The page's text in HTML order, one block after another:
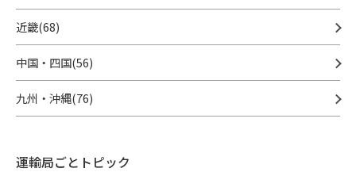
近畿(68)
中国・四国(56)
九州・沖縄(76)
運輸局ごとトピック